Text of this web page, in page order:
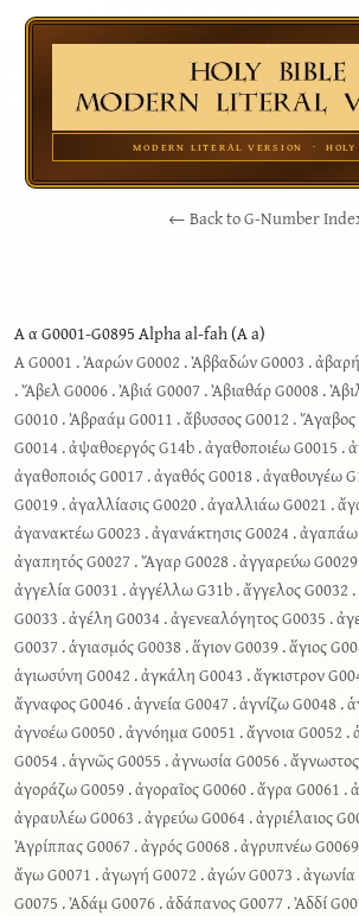
MODERN LITERAL VERSION · HOLY
← Back to G-Number
Α α G0001-G0895 Alpha al-fah (A a)
Α G0001 .Ἀαρών G0002 .Ἀββαδών G0003 .
.Ἄβελ G0006.Ἀβιά G0007.Ἀβιαθάρ G0008.
G0010.Ἀβραάμ G0011 .ἄβυσσος G0012 .Ἄγαβος
G0014 .ἀψαθοεργός G14b.ἀγαθοποιέω G0015 .
ἀγαθοποιός G0017.ἀγαθός G0018.ἀγαθουγέω
G0019.ἀγαλλίασις G0020.ἀγαλλιάω G0021 .
ἀγανακτέω G0023 .ἀγανάκτησις G0024 .ἀγαπάω
ἀγαπητός G0027.Ἄγαρ G0028.ἀγγαρεύω G0029
ἀγγελία G0031 .ἀγγέλλω G31b.ἄγγελος G0032 .
G0033 .ἀγέλη G0034 .ἀγενεαλόγητος G0035 .
G0037.ἁγιασμός G0038.ἅγιον G0039.ἅγιος
ἁγιωσύνη G0042 .ἀγκάλη G0043 .ἄγκιστρον
ἄγναφος G0046.ἁγνεία G0047.ἁγνίζω G0048.
ἀγνοέω G0050.ἀγνόημα G0051 .ἄγνοια G0052 .
G0054 .ἁγνῶς G0055 .ἀγνωσία G0056.
ἀγοράζω G0059.ἀγοραῖος G0060.ἄγρα G0061 .
ἀγραυλέω G0063 .ἀγρεύω G0064 .ἀγριέλαιος
Ἀγρίππας G0067.ἀγρός G0068.ἀγρυπνέω G0069
ἄγω G0071 .ἀγωγή G0072 .ἀγών G0073 .ἀγωνία
G0075 .Ἀδάμ G0076.ἀδάπανος G0077.Ἀδδί